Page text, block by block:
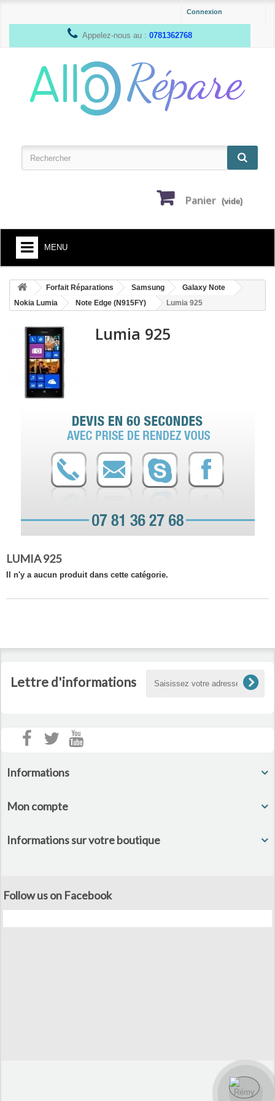
Connexion
Appelez-nous au : 0781362768
Panier (vide)
MENU
HOME
ACCUEIL
SMARTPHONE ET TABLETTE
DÉPANNAGE INFORMATIQUE À DOMICILE
ASSISTANCE DÉPANNAGE INFORMATIQUE À DISTANCE
ZONE DE DÉPLACEMENT
RÉPARATION DE PC À DOMICILE
Forfait Réparations Samsung
Galaxy Note
Nokia Lumia
Note Edge (N915FY) Lumia 925
Lumia 925
LUMIA 925
Il n'y a aucun produit dans cette catégorie.
Lettre d'informations
Informations
Mon compte
Informations sur votre boutique
Follow us on Facebook